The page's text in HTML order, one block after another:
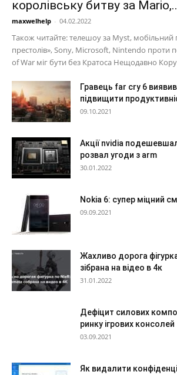
королівську битву за
maxwelhelp - 04.02.2022
Також читайте: телешоу за Myst, мобільний
престолів», Sony, Microsoft, Nintendo проти
of War міг бути без Кратоса Нещодавно
Гравець far cry 6
підвищити
09.10.2021
Акції nvidia
розвал угоди з arm
30.01.2022
Nokia 6: супер міцний
09.09.2021
Жахливо дорога
зібрана на відео в 4к
31.01.2022
Дефіцит силових
ринку ігрових консолей
03.09.2021
Як видалити